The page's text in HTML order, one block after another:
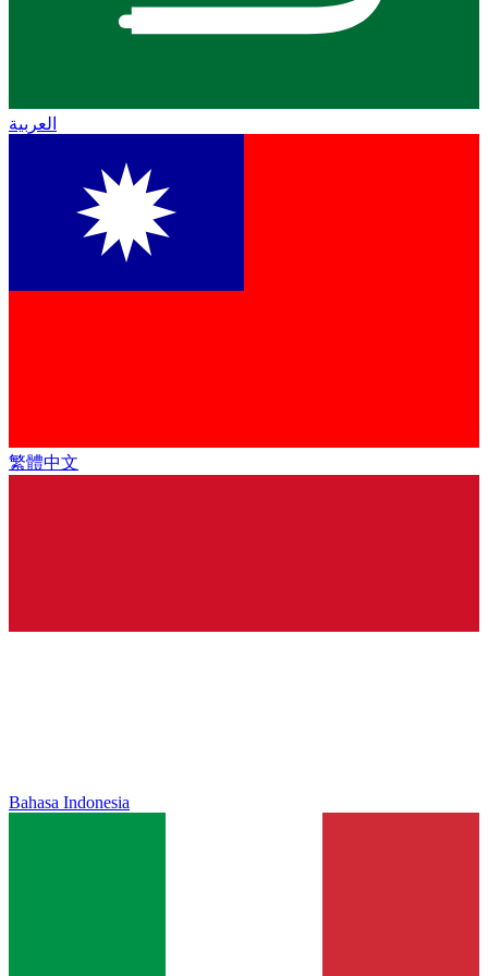
العربية
繁體中文
Bahasa Indonesia